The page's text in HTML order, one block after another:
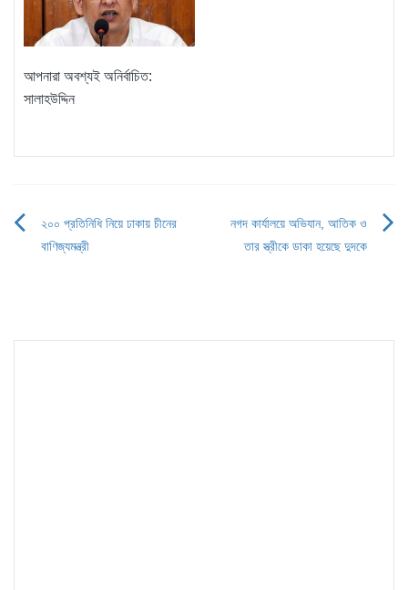
আপনারা অবশ্যই অনির্বাচিত:
সালাহউদ্দিন
Post
২০০ প্রতিনিধি নিয়ে ঢাকায় চীনের
বাণিজ্যমন্ত্রী
নগদ কার্যালয়ে অভিযান, আতিক ও
তার স্ত্রীকে ডাকা হয়েছে দুদকে